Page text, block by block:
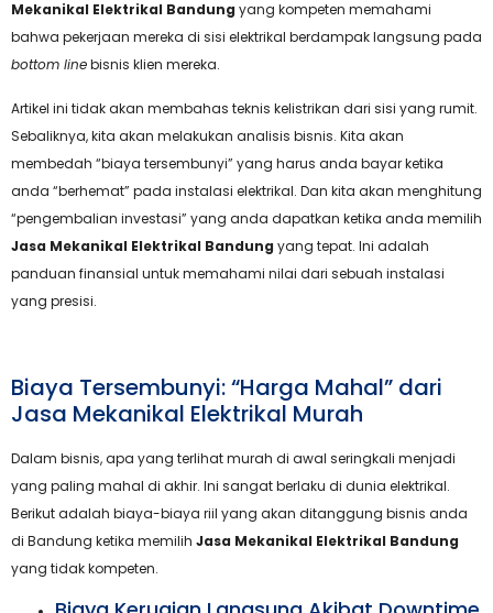
Mekanikal Elektrikal Bandung yang kompeten memahami
bahwa pekerjaan mereka di sisi elektrikal berdampak langsung pada
bottom linebisnis klien mereka.
Artikel ini tidak akan membahas teknis kelistrikan dari sisi yang rumit.
Sebaliknya, kita akan melakukan analisis bisnis. Kita akan
membedah “biaya tersembunyi” yang harus anda bayar ketika
anda “berhemat” pada instalasi elektrikal. Dan kita akan menghitung
“pengembalian investasi” yang anda dapatkan ketika anda memilih
Jasa Mekanikal Elektrikal Bandung yang tepat. Ini adalah
panduan finansial untuk memahami nilai dari sebuah instalasi
yang presisi.
Biaya Tersembunyi: “Harga Mahal” dari
Jasa Mekanikal Elektrikal Murah
Dalam bisnis, apa yang terlihat murah di awal seringkali menjadi
yang paling mahal di akhir. Ini sangat berlaku di dunia elektrikal.
Berikut adalah biaya-biaya riil yang akan ditanggung bisnis anda
di Bandung ketika memilih Jasa Mekanikal Elektrikal Bandung
yang tidak kompeten.